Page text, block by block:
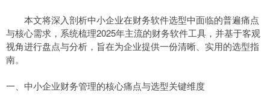
本文将深入剖析中小企业在财务软件选型中面临的普遍痛点
与核心需求，系统梳理2025年主流的财务软件工具，并基于客观
视角进行盘点与分析，旨在为企业提供一份清晰、实用的选型指
南。
一、中小企业财务管理的核心痛点与选型关键维度